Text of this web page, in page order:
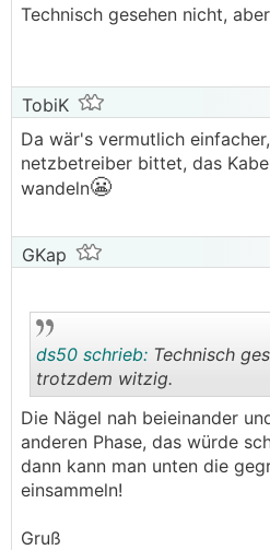
Technisch gesehen nicht,
TobiK
Da wär's vermutlich
netzbetreiber bittet, das
wandeln😬
GKap
..
ds50 schrieb: Technisch
trotzdem witzig.
Die Nägel nah beieinander
anderen Phase, das würde
dann kann man unten die
einsammeln!
Gruß